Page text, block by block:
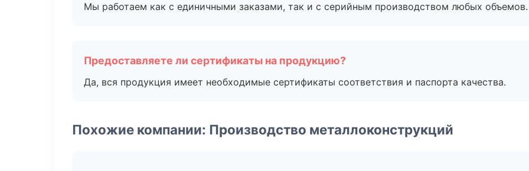
Мы работаем как с единичными заказами, так и с серийным производством любых объемов.
Предоставляете ли сертификаты на продукцию?
Да, вся продукция имеет необходимые сертификаты соответствия и паспорта качества.
Похожие компании: Производство металлоконструкций